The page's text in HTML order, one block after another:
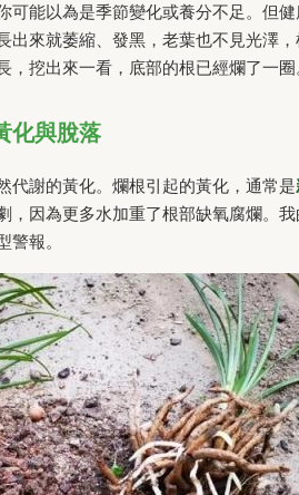
可能以為是季節變化或養分不足。但
出來就萎縮、發黑，老葉也不見光澤
挖出來一看，底部的根已經爛了一圈
化與脫落
代謝的黃化。爛根引起的黃化，通常是
，因為更多水加重了根部缺氧腐爛。
報。